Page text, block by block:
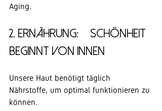
Aging.
2. Ernährung: – Schönheit
beginnt von innen
Unsere Haut benötigt täglich
Nährstoffe, um optimal funktionieren zu
können.